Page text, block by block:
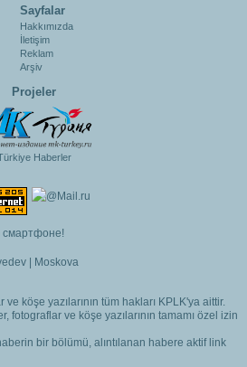
Sayfalar
Hakkımızda
İletişim
Reklam
Arşiv
Projeler
Haberler
смартфоне!
Moskova
köşe yazılarının tüm hakları KPLK'ya aittir.
fotograflar ve köşe yazılarının tamamı özel izin
bir bölümü, alıntılanan habere aktif link